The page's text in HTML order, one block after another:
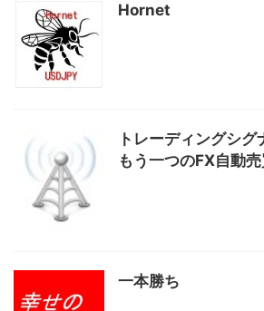
Hornet
トレーディングシ
もう一つのFX自動
一本勝ち